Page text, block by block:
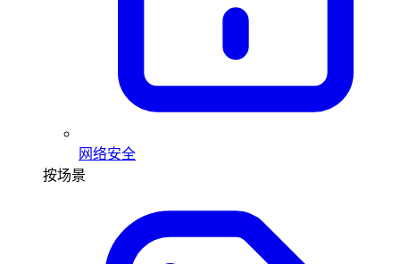
网络安全
按场景